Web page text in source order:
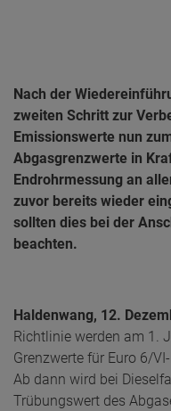
Nach der
zweiten Schritt zur
Emissionswerte nun
Abgasgrenzwerte in
Endrohrmessung an
zuvor bereits wieder
sollten dies bei der
beachten.
Haldenwang, 12.
Richtlinie werden am 1.
Grenzwerte für Euro 6/
Ab dann wird bei
Trübungswert des